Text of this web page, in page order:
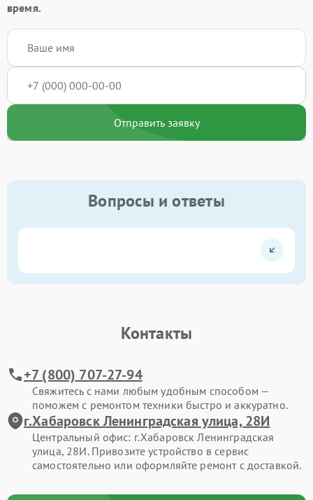
время.
Отправить заявку
Вопросы и ответы
Контакты
+7 (800) 707-27-94
Свяжитесь с нами любым удобным способом —
поможем с ремонтом техники быстро и аккуратно.
г.Хабаровск Ленинградская улица, 28И
Центральный офис: г.Хабаровск Ленинградская
улица, 28И. Привозите устройство в сервис
самостоятельно или оформляйте ремонт с доставкой.